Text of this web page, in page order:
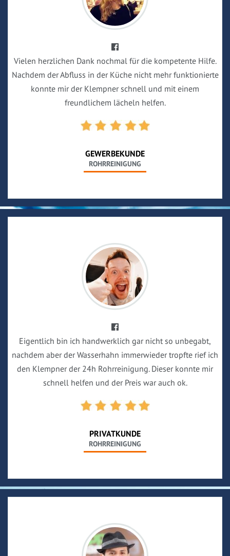
Vielen herzlichen Dank nochmal für die kompetente Hilfe.
Nachdem der Abfluss in der Küche nicht mehr funktionierte
konnte mir der Klempner schnell und mit einem
freundlichem lächeln helfen.
GEWERBEKUNDE
ROHRREINIGUNG
Eigentlich bin ich handwerklich gar nicht so unbegabt,
nachdem aber der Wasserhahn immerwieder tropfte rief ich
den Klempner der 24h Rohrreinigung. Dieser konnte mir
schnell helfen und der Preis war auch ok.
PRIVATKUNDE
ROHRREINIGUNG